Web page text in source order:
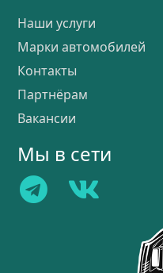
Наши услуги
Марки автомобилей
Контакты
Партнёрам
Вакансии
Мы в сети